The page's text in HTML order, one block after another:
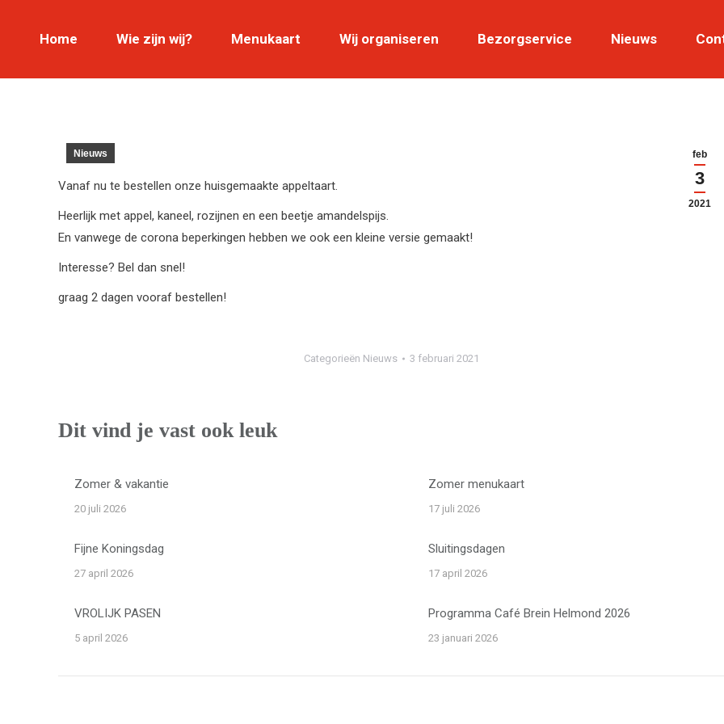
Home Wie zijn wij? Menukaart Wij organiseren Bezorgservice Nieuws
feb
3
2021
Nieuws
Vanaf nu te bestellen onze huisgemaakte appeltaart.
Heerlijk met appel, kaneel, rozijnen en een beetje amandelspijs.
En vanwege de corona beperkingen hebben we ook een kleine versie gemaakt!
Interesse? Bel dan snel!
graag 2 dagen vooraf bestellen!
Categorieën Nieuws 3 februari 2021
Dit vind je vast ook leuk
Zomer & vakantie
20 juli 2026
Zomer menukaart
17 juli 2026
Fijne Koningsdag
27 april 2026
Sluitingsdagen
17 april 2026
VROLIJK PASEN
5 april 2026
Programma Café Brein Helmond 2026
23 januari 2026
Home Wie zijn wij? Menukaart Wij organiseren Bezorgservice Nieuws